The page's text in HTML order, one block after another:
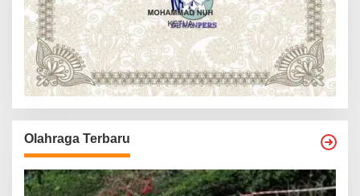
Olahraga Terbaru